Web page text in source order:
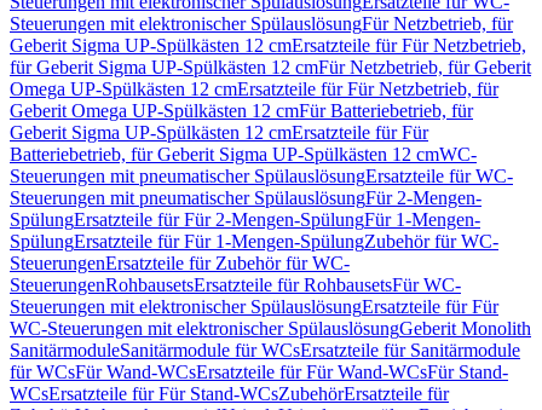
Steuerungen mit elektronischer SpülauslösungFür Netzbetrieb, für
Geberit Sigma UP-Spülkästen 12 cmErsatzteile für Für Netzbetrieb,
für Geberit Sigma UP-Spülkästen 12 cmFür Netzbetrieb, für Geberit
Omega UP-Spülkästen 12 cmErsatzteile für Für Netzbetrieb, für
Geberit Omega UP-Spülkästen 12 cmFür Batteriebetrieb, für
Geberit Sigma UP-Spülkästen 12 cmErsatzteile für Für
Batteriebetrieb, für Geberit Sigma UP-Spülkästen 12 cmWC-
Steuerungen mit pneumatischer SpülauslösungErsatzteile für WC-
Steuerungen mit pneumatischer SpülauslösungFür 2-Mengen-
SpülungErsatzteile für Für 2-Mengen-SpülungFür 1-Mengen-
SpülungErsatzteile für Für 1-Mengen-SpülungZubehör für WC-
SteuerungenErsatzteile für Zubehör für WC-
SteuerungenRohbausetsErsatzteile für RohbausetsFür WC-
Steuerungen mit elektronischer SpülauslösungErsatzteile für Für
WC-Steuerungen mit elektronischer SpülauslösungGeberit Monolith
SanitärmoduleSanitärmodule für WCsErsatzteile für Sanitärmodule
für WCsFür Wand-WCsErsatzteile für Für Wand-WCsFür Stand-
WCsErsatzteile für Für Stand-WCsZubehörErsatzteile für